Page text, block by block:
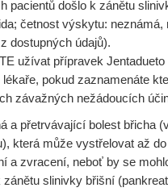
pacientů došlo k zánětu
četnost výskytu: neznámá,
dostupných údajů).
užívat přípravek Jentadueto
lékaře, pokud zaznamenáte
závažných nežádoucích
a přetrvávající bolest břicha
která může vystřelovat až
a zvracení, neboť by se
zánětu slinivky břišní